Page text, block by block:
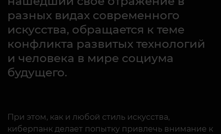
разных видах современного
искусства, обращается к теме
конфликта развитых технологий
и человека в мире социума
будущего.
При этом, как и любой стиль искусства,
киберпанк делает попытку привлечь внимание к